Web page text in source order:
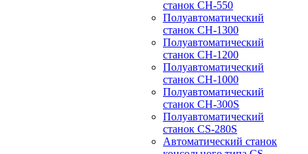
станок CH-550
Полуавтоматический
станок CH-1300
Полуавтоматический
станок CH-1200
Полуавтоматический
станок CH-1000
Полуавтоматический
станок CH-300S
Полуавтоматический
станок CS-280S
Автоматический станок